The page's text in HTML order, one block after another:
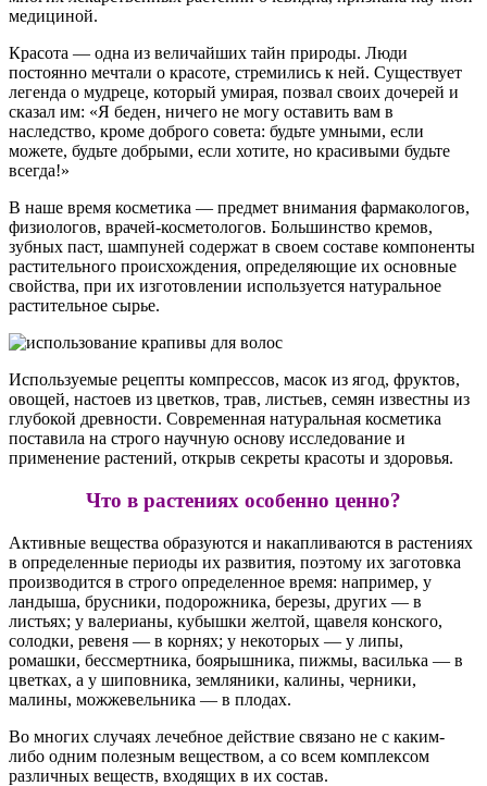
медициной.
Красота — одна из величайших тайн природы. Люди
постоянно мечтали о красоте, стремились к ней. Существует
легенда о мудреце, который умирая, позвал своих дочерей и
сказал им: «Я беден, ничего не могу оставить вам в
наследство, кроме доброго совета: будьте умными, если
можете, будьте добрыми, если хотите, но красивыми будьте
всегда!»
В наше время косметика — предмет внимания фармакологов,
физиологов, врачей-косметологов. Большинство кремов,
зубных паст, шампуней содержат в своем составе компоненты
растительного происхождения, определяющие их основные
свойства, при их изготовлении используется натуральное
растительное сырье.
Используемые рецепты компрессов, масок из ягод, фруктов,
овощей, настоев из цветков, трав, листьев, семян известны из
глубокой древности. Современная натуральная косметика
поставила на строго научную основу исследование и
применение растений, открыв секреты красоты и здоровья.
Что в растениях особенно ценно?
Активные вещества образуются и накапливаются в растениях
в определенные периоды их развития, поэтому их заготовка
производится в строго определенное время: например, у
ландыша, брусники, подорожника, березы, других — в
листьях; у валерианы, кубышки желтой, щавеля конского,
солодки, ревеня — в корнях; у некоторых — у липы,
ромашки, бессмертника, боярышника, пижмы, василька — в
цветках, а у шиповника, земляники, калины, черники,
малины, можжевельника — в плодах.
Во многих случаях лечебное действие связано не с каким-
либо одним полезным веществом, а со всем комплексом
различных веществ, входящих в их состав.